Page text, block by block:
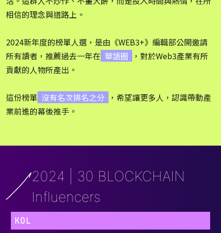
相信的理念與道路上。
2024新年度的榜單人選，是由《WEB3+》編輯部公開邀請
所有讀者，推薦過去一年在 華語圈
，對於Web3產業有所
貢獻的人物所產出。
這份榜單 沒有名次排名之分
，希望讓更多人，認識帶動產
業前進的幕後推手。
2024 | 30 BLOCKCHAIN
Influencers
KOL